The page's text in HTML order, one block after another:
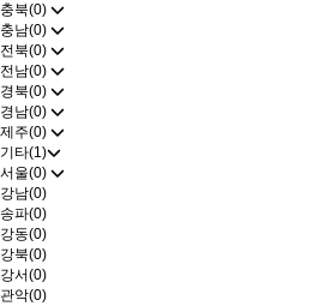
충북(0)
충남(0)
전북(0)
전남(0)
경북(0)
경남(0)
제주(0)
기타(1)
서울(0)
강남(0)
송파(0)
강동(0)
강북(0)
강서(0)
관악(0)